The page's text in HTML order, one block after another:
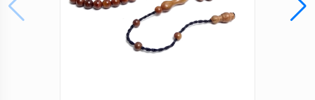
Türkiye’nin Tesbih Markası tesbihruyasi.com.tr
Güvencesiyle güvenle alışveriş yapabilirsiniz.